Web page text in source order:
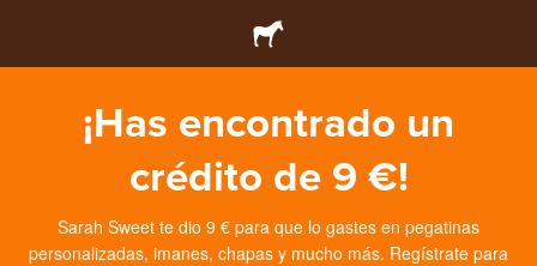
¡Has encontrado un
crédito de 9 €!
Sarah Sweet te dio 9 € para que lo gastes en pegatinas
personalizadas, imanes, chapas y mucho más. Regístrate para